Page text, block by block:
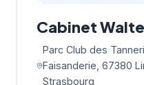
Cabinet
Parc Club des
Faisanderie, 67380
Strasbourg